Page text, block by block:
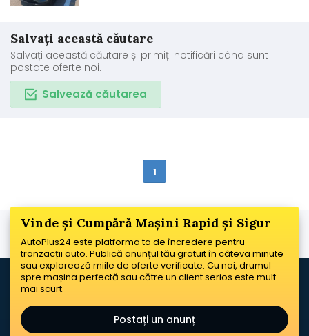
Salvați această căutare
Salvați această căutare și primiți notificări când sunt
postate oferte noi.
Salvează căutarea
1
Vinde și Cumpără Mașini Rapid și Sigur
AutoPlus24 este platforma ta de încredere pentru
tranzacții auto. Publică anunțul tău gratuit în câteva minute
sau explorează miile de oferte verificate. Cu noi, drumul
spre mașina perfectă sau către un client serios este mult
mai scurt.
Postați un anunț